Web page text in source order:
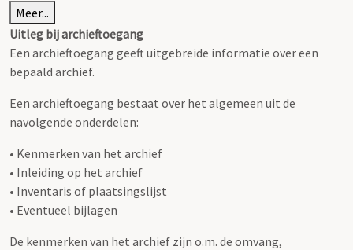
Meer...
Uitleg bij archieftoegang
Een archieftoegang geeft uitgebreide informatie over een
bepaald archief.
Een archieftoegang bestaat over het algemeen uit de
navolgende onderdelen:
• Kenmerken van het archief
• Inleiding op het archief
• Inventaris of plaatsingslijst
• Eventueel bijlagen
De kenmerken van het archief zijn o.m. de omvang,